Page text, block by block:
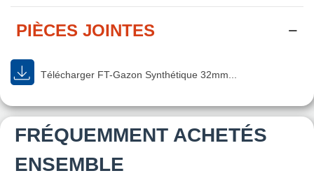
PIÈCES JOINTES
Télécharger FT-Gazon Synthétique 32mm...
FRÉQUEMMENT ACHETÉS
ENSEMBLE